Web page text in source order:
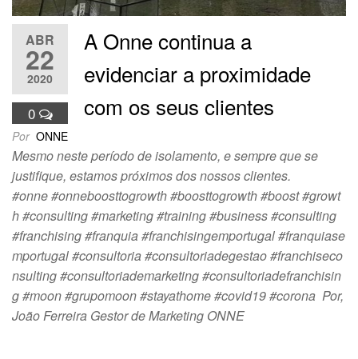
ABR
22
2020
0
A Onne continua a
evidenciar a proximidade
com os seus clientes
Por ONNE
Mesmo neste período de isolamento, e sempre que se
justifique, estamos próximos dos nossos clientes.
#onne #onneboosttogrowth #boosttogrowth #boost #growt
h #consulting #marketing #training #business #consulting
#franchising #franquia #franchisingemportugal #franquiase
mportugal #consultoria #consultoriadegestao #franchiseco
nsulting #consultoriademarketing #consultoriadefranchisin
g #moon #grupomoon #stayathome #covid19 #corona Por,
João Ferreira Gestor de Marketing ONNE